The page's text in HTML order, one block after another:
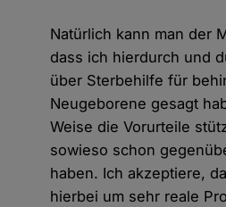
Natürlich kann man der
dass ich hierdurch und
über Sterbehilfe für
Neugeborene gesagt
Weise die Vorurteile
sowieso schon
haben. Ich akzeptiere,
hierbei um sehr reale